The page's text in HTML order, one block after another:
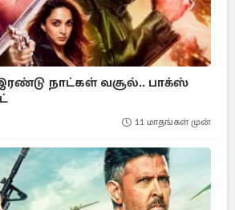
நாட்கள் வசூல்.. பாக்ஸ்
11 மாதங்கள் முன்